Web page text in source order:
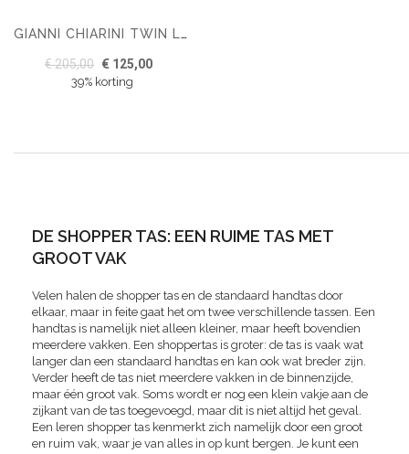
GIANNI CHIARINI TWIN LEATHER TOTE NERO
€ 205,00 € 125,00
39% korting
DE SHOPPER TAS: EEN RUIME TAS MET
GROOT VAK
Velen halen de shopper tas en de standaard handtas door
elkaar, maar in feite gaat het om twee verschillende tassen. Een
handtas is namelijk niet alleen kleiner, maar heeft bovendien
meerdere vakken. Een shoppertas is groter: de tas is vaak wat
langer dan een standaard handtas en kan ook wat breder zijn.
Verder heeft de tas niet meerdere vakken in de binnenzijde,
maar één groot vak. Soms wordt er nog een klein vakje aan de
zijkant van de tas toegevoegd, maar dit is niet altijd het geval.
Een leren shopper tas kenmerkt zich namelijk door een groot
en ruim vak, waar je van alles in op kunt bergen. Je kunt een